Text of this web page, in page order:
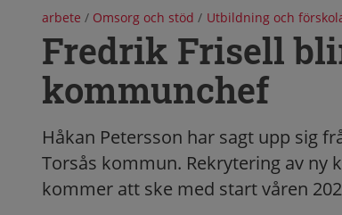
arbete / Omsorg och stöd / Utbildning och
Fredrik Frisell
kommunchef
Håkan Petersson har sagt upp sig
Torsås kommun. Rekrytering av
kommer att ske med start våren